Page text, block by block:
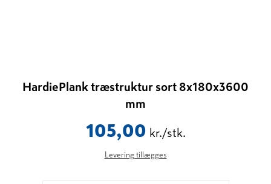
HardiePlank træstruktur sort 8x180x3600
mm
105,00 kr./stk.
Levering tillægges